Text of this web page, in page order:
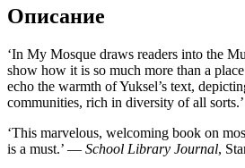
Описание
‘In My Mosque draws readers into the
show how it is so much more than a
echo the warmth of Yuksel’s text,
communities, rich in diversity of all
‘This marvelous, welcoming book on
is a must.’ — School Library Journal,